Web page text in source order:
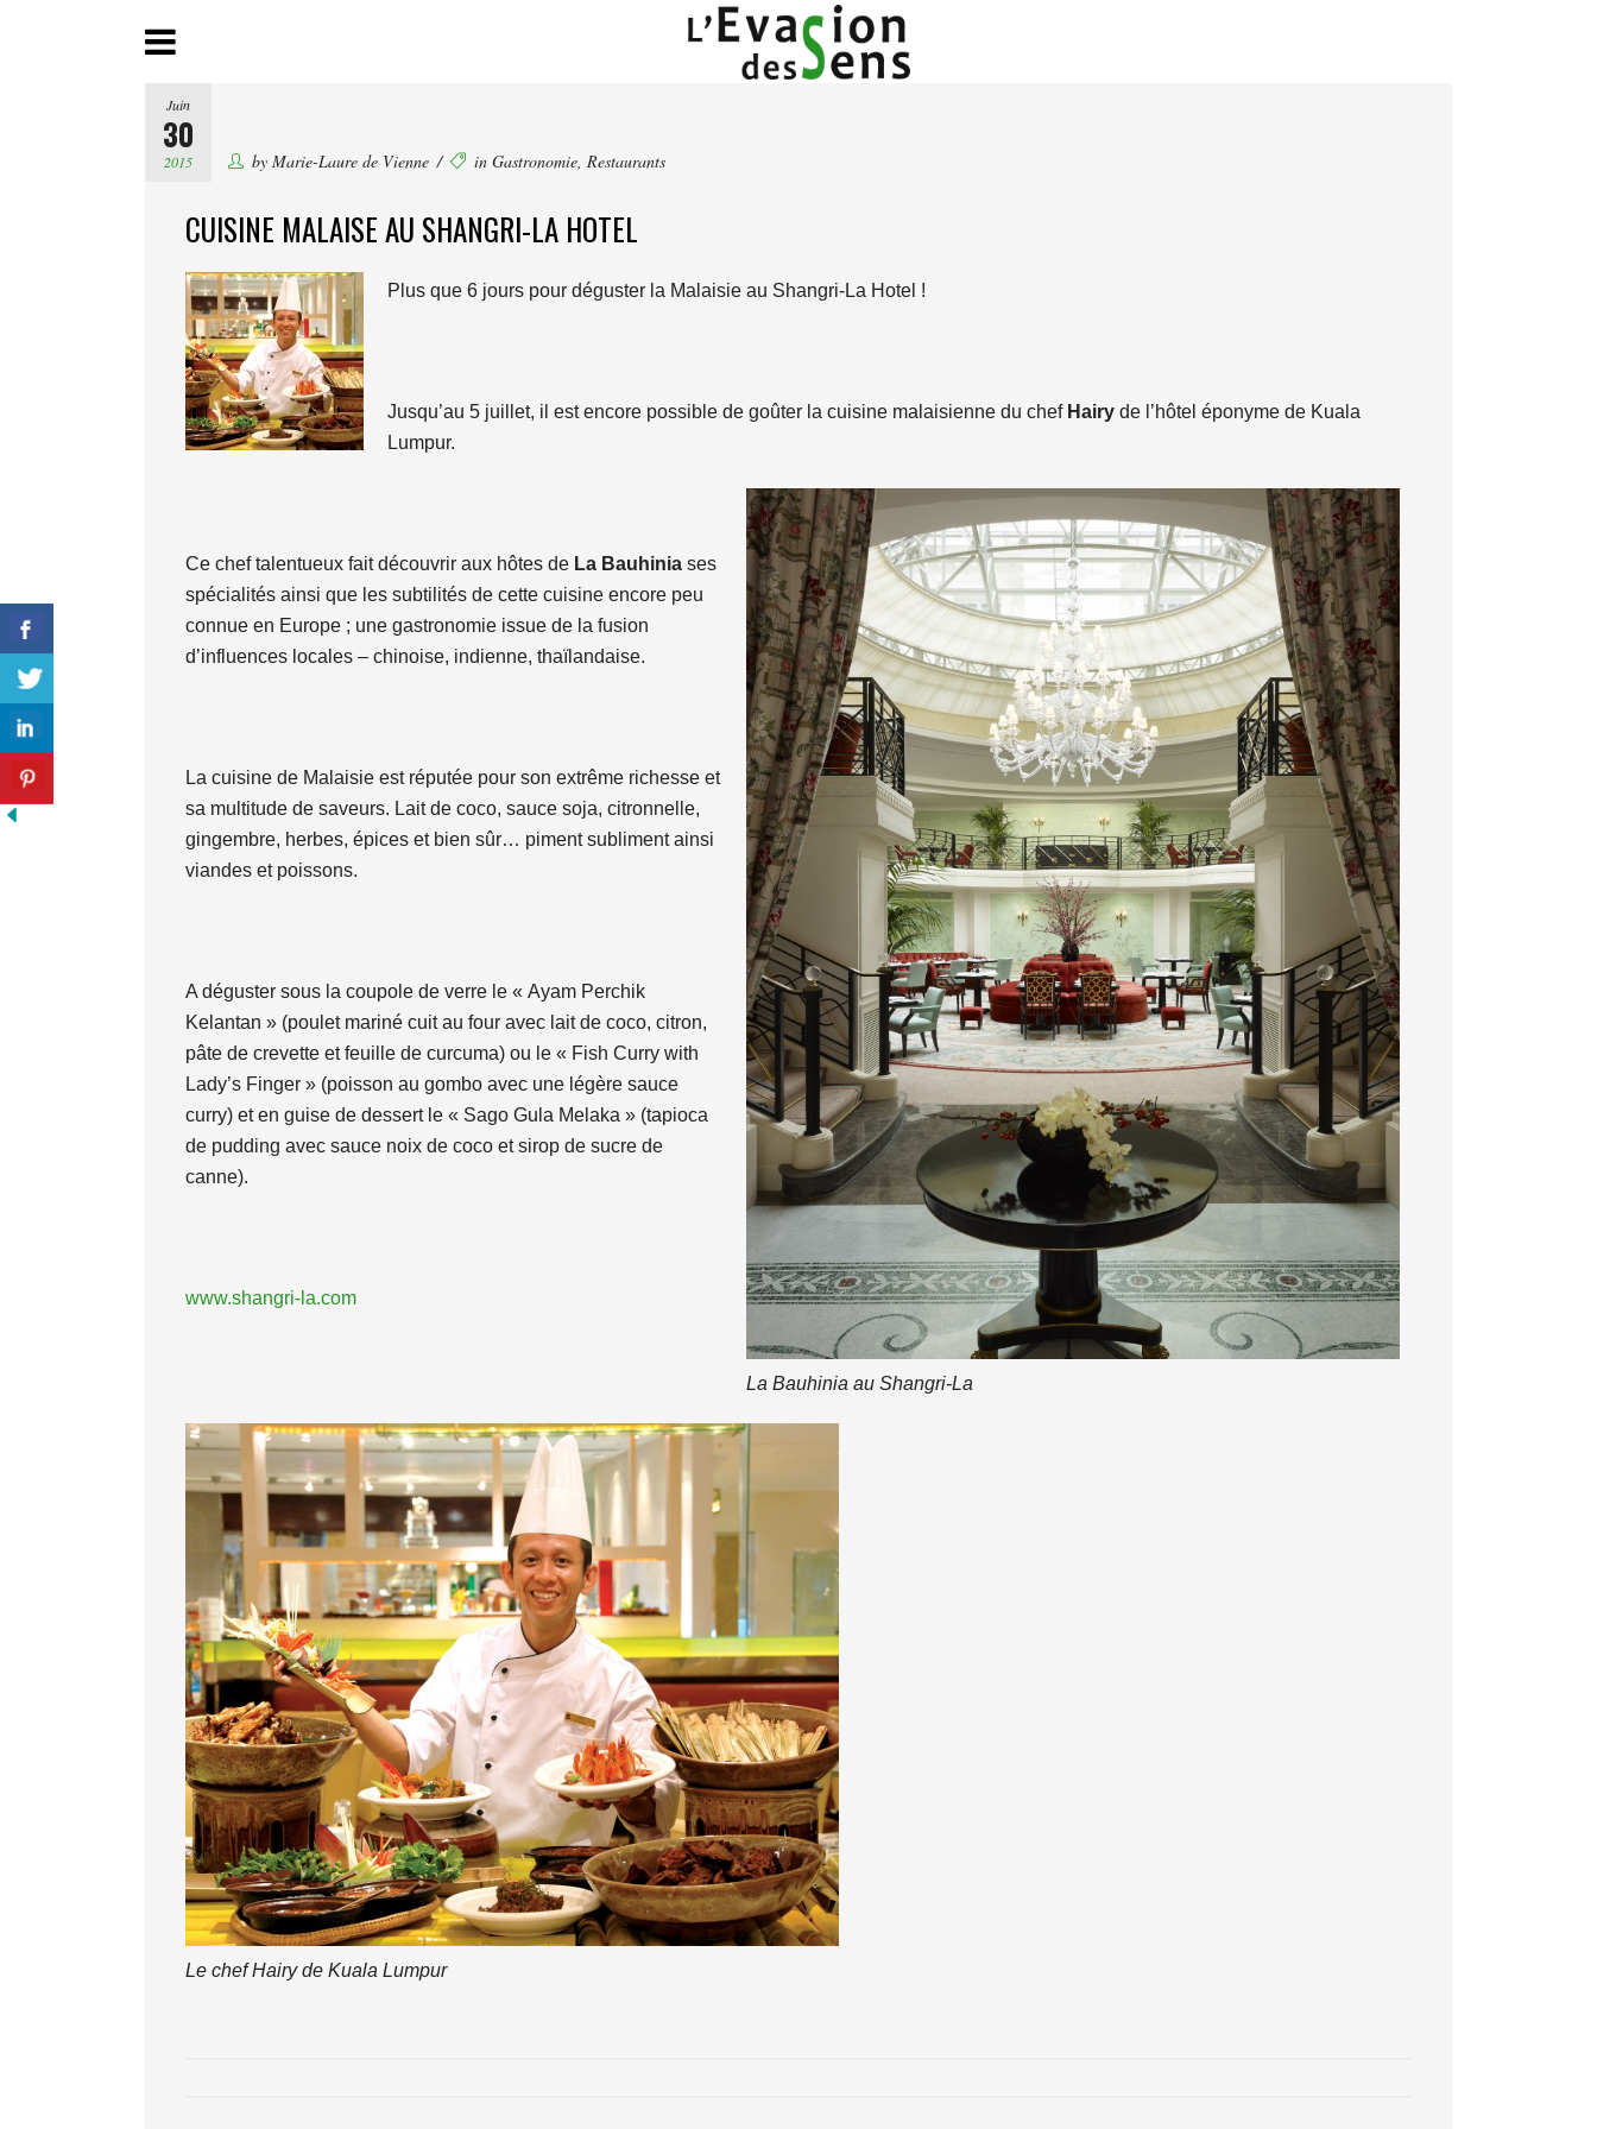
Juin
30
2015 by Marie-Laure de Vienne in Gastronomie, Restaurants
CUISINE MALAISE AU SHANGRI-LA HOTEL
Plus que 6 jours pour déguster la Malaisie au Shangri-La Hotel !
Jusqu’au 5 juillet, il est encore possible de goûter la cuisine malaisienne du chef Hairy de l’hôtel éponyme de Kuala
Lumpur.
La Bauhinia au Shangri-La
Ce chef talentueux fait découvrir aux hôtes de La Bauhinia ses
spécialités ainsi que les subtilités de cette cuisine encore peu
connue en Europe ; une gastronomie issue de la fusion
d’influences locales – chinoise, indienne, thaïlandaise.
La cuisine de Malaisie est réputée pour son extrême richesse et
sa multitude de saveurs. Lait de coco, sauce soja, citronnelle,
gingembre, herbes, épices et bien sûr… piment subliment ainsi
viandes et poissons.
A déguster sous la coupole de verre le « Ayam Perchik
Kelantan » (poulet mariné cuit au four avec lait de coco, citron,
pâte de crevette et feuille de curcuma) ou le « Fish Curry with
Lady’s Finger » (poisson au gombo avec une légère sauce
curry) et en guise de dessert le « Sago Gula Melaka » (tapioca
de pudding avec sauce noix de coco et sirop de sucre de
canne).
www.shangri-la.com
Le chef Hairy de Kuala Lumpur